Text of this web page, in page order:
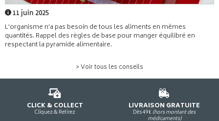
11 juin 2025
L'organisme n'a pas besoin de tous les aliments en mêmes
quantités. Rappel des règles de base pour manger équilibré en
respectant la pyramide alimentaire.
> Voir tous les conseils
CLICK & COLLECT
Cliquez & Retirez
LIVRAISON GRATUITE
Dès 49€ (hors montant des
médicaments)